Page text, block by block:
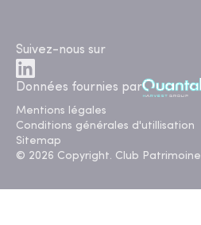
Suivez-nous sur
Données fournies par
Mentions légales
Conditions générales d'utillisation
Sitemap
© 2026 Copyright. Club Patrimoine